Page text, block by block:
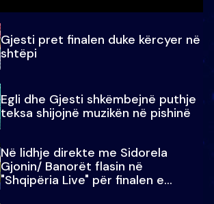
Gjesti pret finalen duke kërcyer në
shtëpi
Egli dhe Gjesti shkëmbejnë puthje
teksa shijojnë muzikën në pishinë
Në lidhje direkte me Sidorela
Gjonin/ Banorët flasin në
"Shqipëria Live" për finalen e